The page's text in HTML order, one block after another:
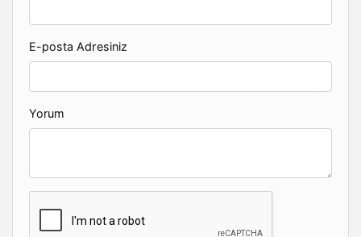
E-posta Adresiniz
Yorum